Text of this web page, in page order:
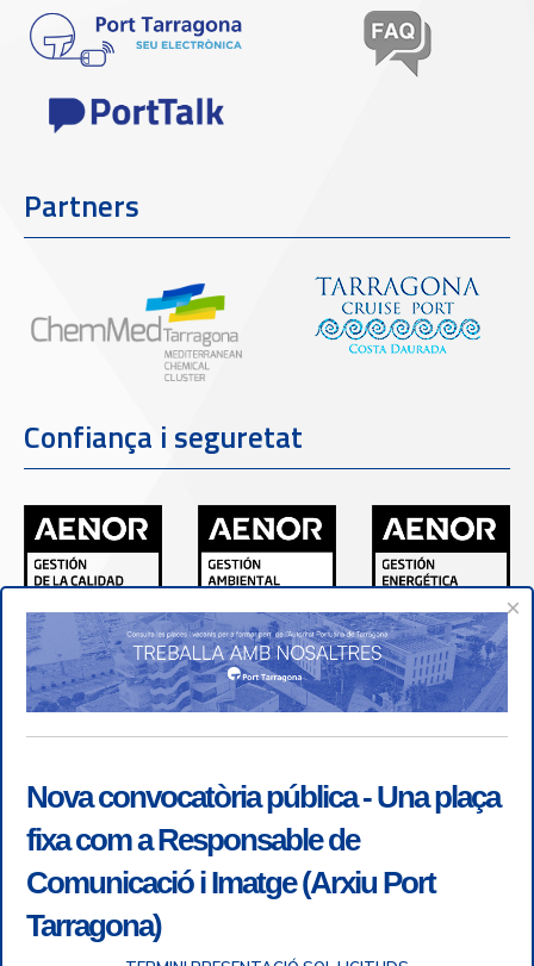
Partners
Confiança i seguretat
×
Nova convocatòria pública - Una plaça
fixa com a Responsable de
Comunicació i Imatge (Arxiu Port
Tarragona)